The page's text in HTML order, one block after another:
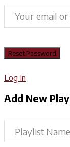
Log In
Add New